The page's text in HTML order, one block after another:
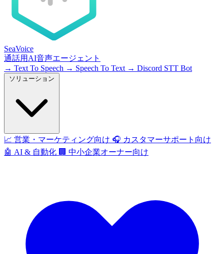
SeaVoice
通話用AI音声エージェント
→ Text To Speech → Speech To Text → Discord STT Bot
📈 営業・マーケティング向け 🎧 カスタマーサポート向け
🤖 AI & 自動化 🏢 中小企業オーナー向け